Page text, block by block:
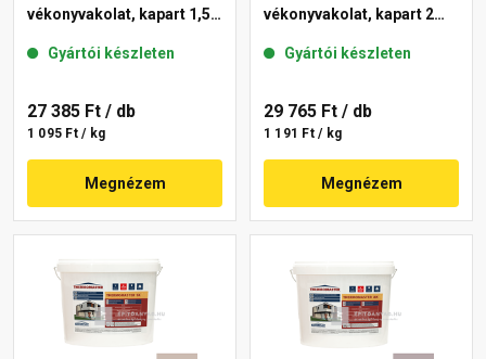
vékonyvakolat, kapart 1,5
Gyártói készleten
27 385 Ft / db
1 095 Ft / kg
Megnézem
vékonyvakolat, kapart 2
Gyártói készleten
29 765 Ft / db
1 191 Ft / kg
Megnézem